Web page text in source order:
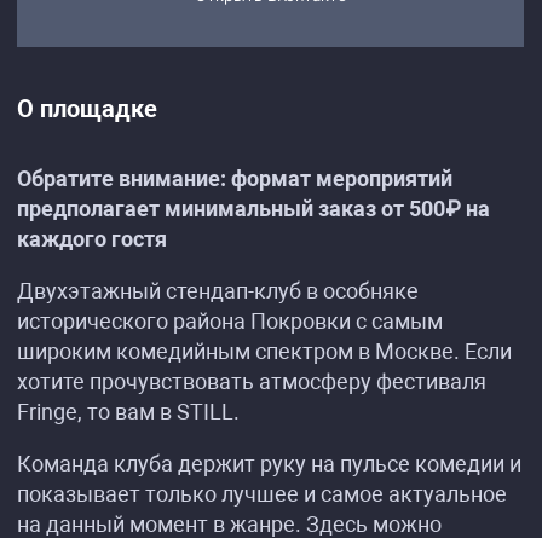
О площадке
Обратите внимание: формат мероприятий
предполагает минимальный заказ от 500₽ на
каждого гостя
Двухэтажный стендап-клуб в особняке
исторического района Покровки с самым
широким комедийным спектром в Москве. Если
хотите прочувствовать атмосферу фестиваля
Fringe, то вам в STILL.
Команда клуба держит руку на пульсе комедии и
показывает только лучшее и самое актуальное
на данный момент в жанре. Здесь можно